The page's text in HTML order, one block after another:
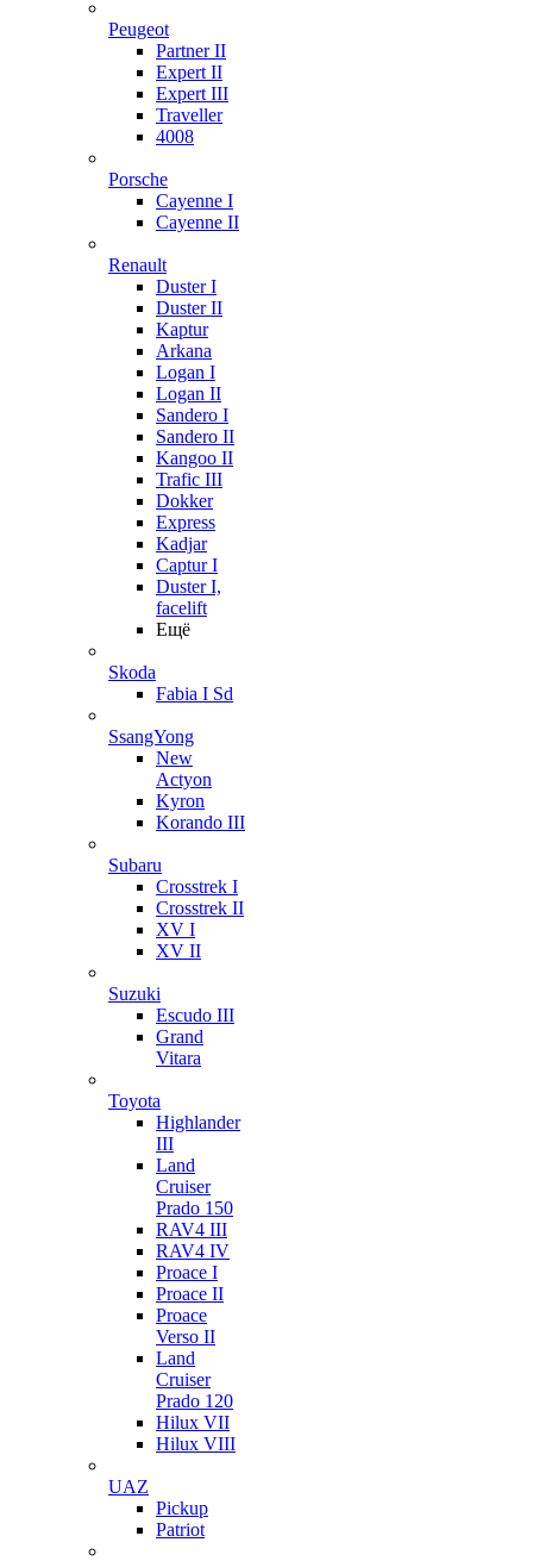
Peugeot
Partner II
Expert II
Expert III
Traveller
4008
Porsche
Cayenne I
Cayenne II
Renault
Duster I
Duster II
Kaptur
Arkana
Logan I
Logan II
Sandero I
Sandero II
Kangoo II
Trafic III
Dokker
Express
Kadjar
Captur I
Duster I,
facelift
Ещё
Skoda
Fabia I Sd
SsangYong
New
Actyon
Kyron
Korando III
Subaru
Crosstrek I
Crosstrek II
XV I
XV II
Suzuki
Escudo III
Grand
Vitara
Toyota
Highlander
III
Land
Cruiser
Prado 150
RAV4 III
RAV4 IV
Proace I
Proace II
Proace
Verso II
Land
Cruiser
Prado 120
Hilux VII
Hilux VIII
UAZ
Pickup
Patriot